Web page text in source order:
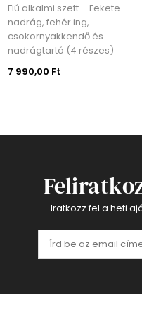
szett – Fekete
fehér ing,
és
(4 részes)
Ft
Iratkozz fel a heti